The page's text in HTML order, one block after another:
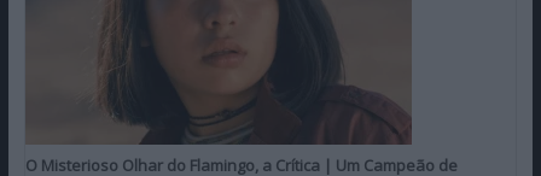
O Misterioso Olhar do Flamingo, a Crítica | Um Campeão de